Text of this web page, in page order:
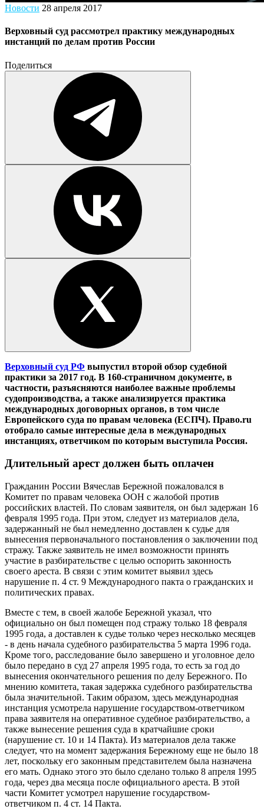
Новости 28 апреля 2017
Верховный суд рассмотрел практику международных
инстанций по делам против России
Поделиться
Верховный суд РФ выпустил второй обзор судебной
практики за 2017 год. В 160-страничном документе, в
частности, разъясняются наиболее важные проблемы
судопроизводства, а также анализируется практика
международных договорных органов, в том числе
Европейского суда по правам человека (ЕСПЧ). Право.ru
отобрало самые интересные дела в международных
инстанциях, ответчиком по которым выступила Россия.
Длительный арест должен быть оплачен
Гражданин России Вячеслав Бережной пожаловался в
Комитет по правам человека ООН с жалобой против
российских властей. По словам заявителя, он был задержан 16
февраля 1995 года. При этом, следует из материалов дела,
задержанный не был немедленно доставлен к судье для
вынесения первоначального постановления о заключении под
стражу. Также заявитель не имел возможности принять
участие в разбирательстве с целью оспорить законность
своего ареста. В связи с этим комитет выявил здесь
нарушение п. 4 ст. 9 Международного пакта о гражданских и
политических правах.
Вместе с тем, в своей жалобе Бережной указал, что
официально он был помещен под стражу только 18 февраля
1995 года, а доставлен к судье только через несколько месяцев
- в день начала судебного разбирательства 5 марта 1996 года.
Кроме того, расследование было завершено и уголовное дело
было передано в суд 27 апреля 1995 года, то есть за год до
вынесения окончательного решения по делу Бережного. По
мнению комитета, такая задержка судебного разбирательства
была значительной. Таким образом, здесь международная
инстанция усмотрела нарушение государством-ответчиком
права заявителя на оперативное судебное разбирательство, а
также вынесение решения суда в кратчайшие сроки
(нарушение ст. 10 и 14 Пакта). Из материалов дела также
следует, что на момент задержания Бережному еще не было 18
лет, поскольку его законным представителем была назначена
его мать. Однако этого это было сделано только 8 апреля 1995
года, через два месяца после официального ареста. В этой
части Комитет усмотрел нарушение государством-
ответчиком п. 4 ст. 14 Пакта.